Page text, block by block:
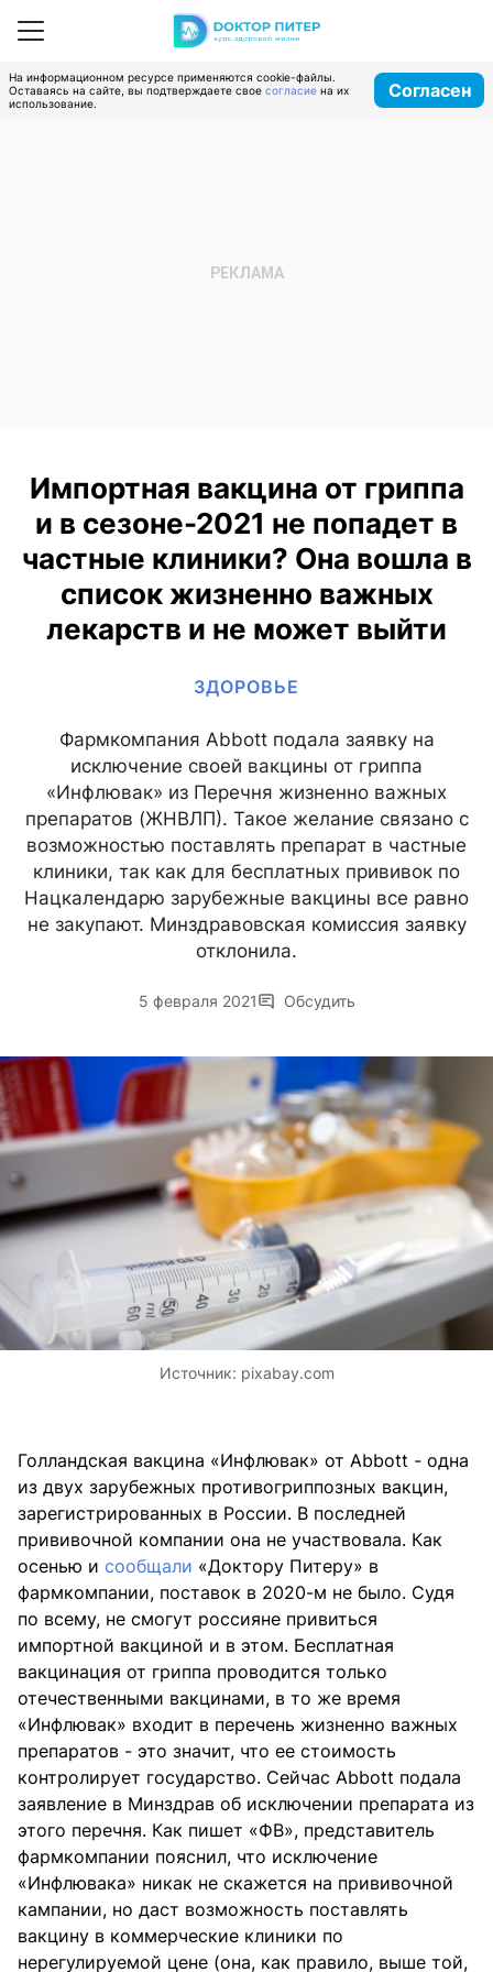
На информационном ресурсе применяются cookie-файлы.
Оставаясь на сайте, вы подтверждаете свое согласие на их
использование.
Согласен
Импортная вакцина от гриппа
и в сезоне-2021 не попадет в
частные клиники? Она вошла в
список жизненно важных
лекарств и не может выйти
ЗДОРОВЬЕ
Фармкомпания Abbott подала заявку на
исключение своей вакцины от гриппа
«Инфлювак» из Перечня жизненно важных
препаратов (ЖНВЛП). Такое желание связано с
возможностью поставлять препарат в частные
клиники, так как для бесплатных прививок по
Нацкалендарю зарубежные вакцины все равно
не закупают. Минздравовская комиссия заявку
отклонила.
5 февраля 2021 Обсудить
Источник: pixabay.com
Голландская вакцина «Инфлювак» от Abbott - одна
из двух зарубежных противогриппозных вакцин,
зарегистрированных в России. В последней
прививочной компании она не участвовала. Как
осенью и сообщали «Доктору Питеру» в
фармкомпании, поставок в 2020-м не было. Судя
по всему, не смогут россияне привиться
импортной вакциной и в этом. Бесплатная
вакцинация от гриппа проводится только
отечественными вакцинами, в то же время
«Инфлювак» входит в перечень жизненно важных
препаратов - это значит, что ее стоимость
контролирует государство. Сейчас Abbott подала
заявление в Минздрав об исключении препарата из
этого перечня. Как пишет «ФВ», представитель
фармкомпании пояснил, что исключение
«Инфлювака» никак не скажется на прививочной
кампании, но даст возможность поставлять
вакцину в коммерческие клиники по
нерегулируемой цене (она, как правило, выше той,